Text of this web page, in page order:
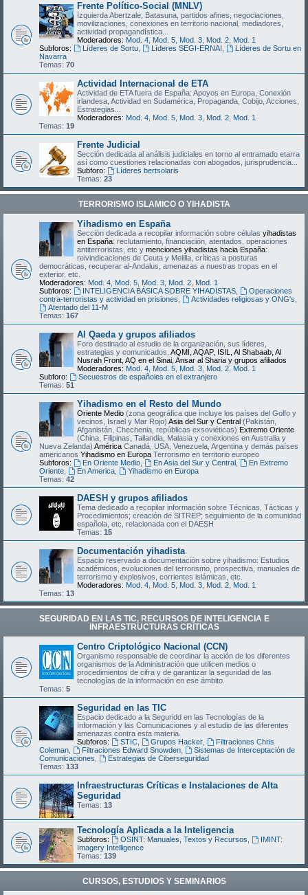
Frente Político-Social (MNLV)
Izquierda Abertzale, Batasuna, partidos afines, negociaciones,
movilizaciones, conexiones en territorio nacional, mediadores,
actividad propagandística...
Moderadores: Mod. 4 Mod. 5 Mod. 3 Mod. 2 Mod. 1
Subforos:
Líderes de Sortu, Líderes SEGI-ERNAI
Líderes de Sortu en
Navarra
Temas: 70
Actividad Internacional de ETA
Actividad de ETA fuera de España: Apoyos en Europa, Conexión
irlandesa, Actividad en Sudamérica, Propaganda, Cobijo, Acciones,
Estrategias...
Moderadores: Mod. 4 Mod. 5 Mod. 3 Mod. 2 Mod. 1
Temas: 19
Frente Judicial
Sección dedicada al análisis judiciales en torno al entramado etarra
así como cuestiones relacionadas con abogados, jurisprudencia...
Subforo:
Líderes bertsolaris
Temas: 23
TERRORISMO ISLAMICO O YIHADISTA
Yihadismo en España
Sección dedicada a recopilar información sobre células yihadistas
en España: reclutamiento, financiación, atentados, operaciones
antiterroristas, etc y menciones yihadistas hacia España:
reivindicaciones de Ceuta y Melilla, críticas a posturas
democráticas, recuperar al-Andalus, amenazas a nuestras tropas en el
exterior, etc.
Moderadores: Mod. 4 Mod. 5 Mod. 3 Mod. 2 Mod. 1
Subforos:
INTELIGENCIA BÁSICA SOBRE YIHADISTAS,
Operaciones
contra-terroristas y actividad en prisiones
Actividades religiosas y ONG's
Atentado del 11-M
Temas: 167
Al Qaeda y grupos afiliados
Foro destinado al estudio de la organización, sus líderes,
estrategias y comunicados. AQMI, AQAP, ISIL, Al Shabaab, Al
Nusrah Front, AQ en el Sinai, Ansar al Sharia y grupos afiliados
Moderadores: Mod. 4 Mod. 5 Mod. 3 Mod. 2 Mod. 1
Subforo:
Secuestros de españoles en el extranjero
Temas: 51
Yihadismo en el Resto del Mundo
Oriente Medio (zona geográfica que incluye los países del Golfo y
vecinos, Israel y Mar Rojo) Asia del Sur y Central (Pakistán,
Afganistán, Chechenia, repúblicas exsoviéticas) Extremo Oriente
(China, Filipinas, Tailandia, Malasia y conexiones en Australia y
Nueva Zelanda) América Canadá, USA, Venezuela, Argentina y demás países
americanos Yihadismo en Europa Terrorismo en territorio europeo
Subforos:
En Oriente Medio, En Asia del Sur y Central,
En Extremo
Oriente
En America,
Yihadismo en Europa
Temas: 42
DAESH y grupos afiliados
Tema dedicado a recopilar información sobre Técnicas, Tácticas y
Procedimientos; creación de SITREP; seguimiento de la comunidad
española, etc, relacionada con el DAESH
Temas: 15
Documentación yihadista
Espacio reservado a documentación sobre yihadismo: Estudios
académicos, evoluciones del terrorismo, prospectiva, manuales de
terrorismo y explosivos, corrientes islámicas, etc.
Moderadores: Mod. 4 Mod. 5 Mod. 3 Mod. 2 Mod. 1
Temas: 13
SEGURIDAD EN LAS TIC, RECURSOS DE INTELIGENCIA E
INFRAESTRUCTURAS CRÍTICAS
Centro Criptológico Nacional (CCN)
Organismo responsable de coordinar la acción de los diferentes
organismos de la Administración que utilicen medios o
procedimientos de cifra y de garantizar la seguridad de las
tecnologías de la información en ese ámbito.
Temas: 5
Seguridad en las TIC
Espacio dedicado a la Seguridd en las Tecnologías de la
Información y las Comunicaciones y al estudio de las diferentes
amenazas contra esta materia.
Subforos:
STIC, Grupos Hacker,
Filtraciones Chris
Coleman
Filtraciones Edward Snowden,
Sistemas de Interceptación de
Comunicaciones
Estrategias de Ciberseguridad
Temas: 133
Infraestructuras Críticas e Instalaciones de Alta
Seguridad
Temas: 13
Tecnología Aplicada a la Inteligencia
Subforos: OSINT: Manuales, Textos y Recursos
IMINT:
Imagery Intelligence
Temas: 139
CURSOS, ESTUDIOS Y SEMINARIOS